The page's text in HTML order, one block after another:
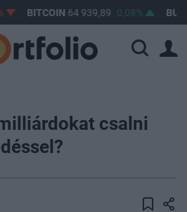
64 939,89 0,08% BUX 148
csalni